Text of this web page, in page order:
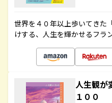
世界を４０年以上歩いてきた
けする、人生を輝かせるフラ
人生観が
１００